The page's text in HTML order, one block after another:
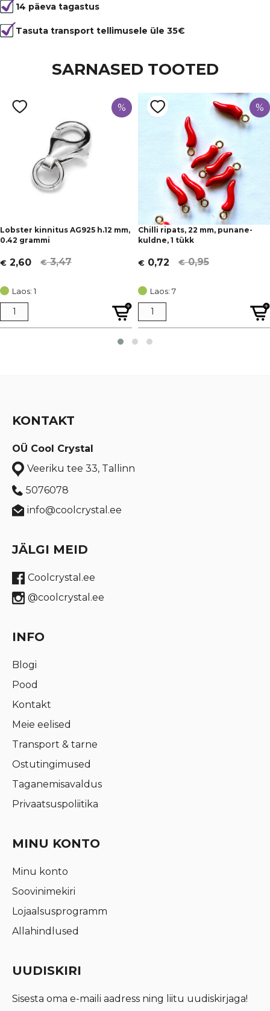
Värvus
Roheline
Materjal
nailon
14 päeva tagastus
Tasuta transport tellimusele üle 35€
SARNASED TOOTED
%
Lobster kinnitus AG925 h.12 mm,
0.42 grammi
€3,47
Algne
oli:
€ 3,47.
€ 2,60
Current
is:
€ 2,60.
Laos: 1
%
Chilli ripats, 22 mm, punane-
kuldne, 1 tükk
€0,95
Algne
oli:
€ 0,95.
€ 0,72
Current
is:
€ 0,72.
Laos: 7
KONTAKT
OÜ Cool Crystal
Veeriku tee 33, Tallinn
5076078
info@coolcrystal.ee
JÄLGI MEID
Coolcrystal.ee
@coolcrystal.ee
INFO
Blogi
Pood
Kontakt
Meie eelised
Transport & tarne
Ostutingimused
Taganemisavaldus
Privaatsuspoliitika
MINU KONTO
Minu konto
Soovinimekiri
Lojaalsusprogramm
Allahindlused
UUDISKIRI
Sisesta oma e-maili aadress ning liitu uudiskirjaga!